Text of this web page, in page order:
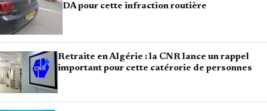
DA pour cette infraction routière
Retraite en Algérie : la CNR lance un rappel
important pour cette catérorie de personnes